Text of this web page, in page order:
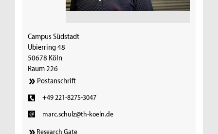
Campus Südstadt
Ubierring 48
50678 Köln
Raum 226
Postanschrift
+49 221-8275-3047
marc.schulz@th-koeln.de
Research Gate